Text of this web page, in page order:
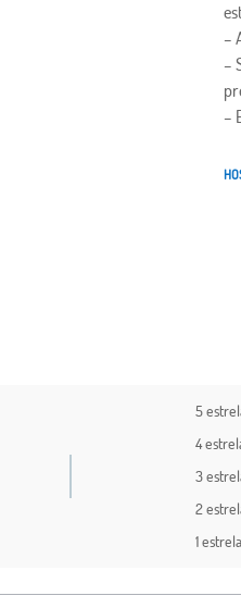
–
–
–
5
4
3
2
1 estrela